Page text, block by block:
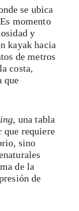
se ubica
momento
y
kayak hacia
de metros
costa,
que
, una tabla
que requiere
sino
de la
de